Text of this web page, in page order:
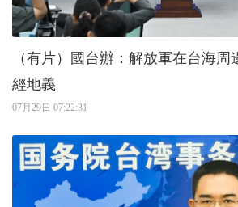
（有片）國台辦：解放軍在台海
經地義
07月29日 07:22:31